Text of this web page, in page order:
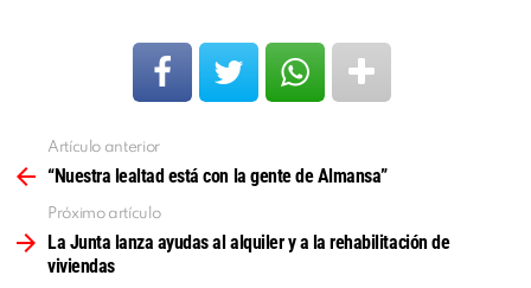
más
Artículo anterior
“Nuestra lealtad está con la gente de Almansa”
Próximo artículo
La Junta lanza ayudas al alquiler y a la rehabilitación de
viviendas